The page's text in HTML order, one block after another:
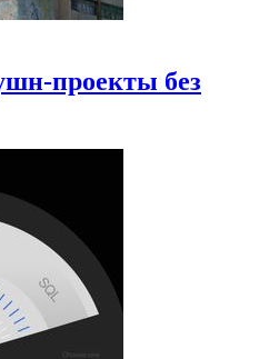
проекты без